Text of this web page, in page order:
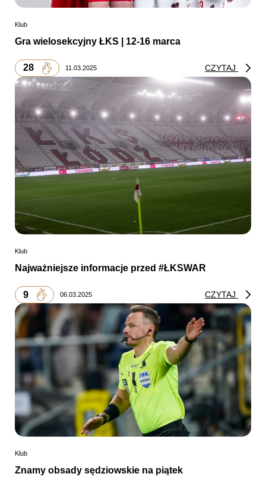
Klub
Gra wielosekcyjny ŁKS | 12-16 marca
28 11.03.2025 CZYTAJ
Klub
Najważniejsze informacje przed #ŁKSWAR
9 06.03.2025 CZYTAJ
Klub
Znamy obsady sędziowskie na piątek